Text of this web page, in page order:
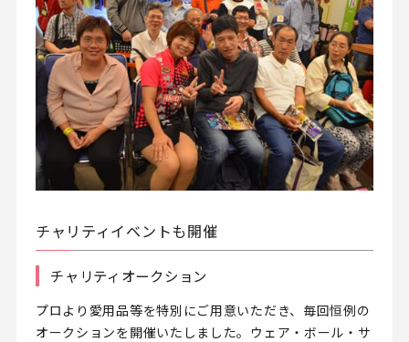
チャリティイベントも開催
チャリティオークション
プロより愛用品等を特別にご用意いただき、毎回恒例の
オークションを開催いたしました。ウェア・ボール・サ